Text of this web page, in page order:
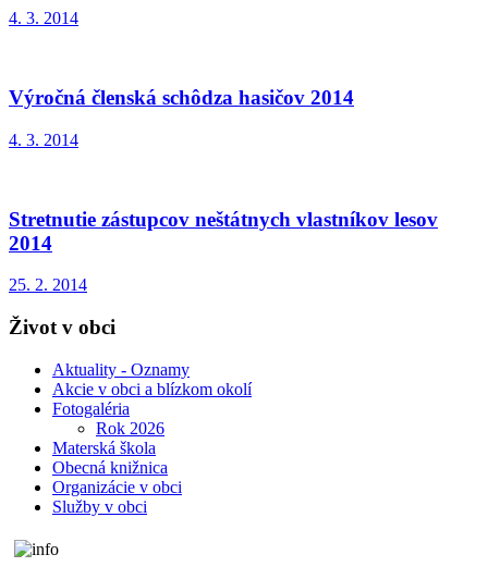
4. 3. 2014
Výročná členská schôdza hasičov 2014
4. 3. 2014
Stretnutie zástupcov neštátnych vlastníkov lesov
2014
25. 2. 2014
Život v obci
Aktuality - Oznamy
Akcie v obci a blízkom okolí
Fotogaléria
Rok 2026
Materská škola
Obecná knižnica
Organizácie v obci
Služby v obci